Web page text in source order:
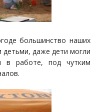
большинство наших
детьми, даже дети могли
в работе, под чутким